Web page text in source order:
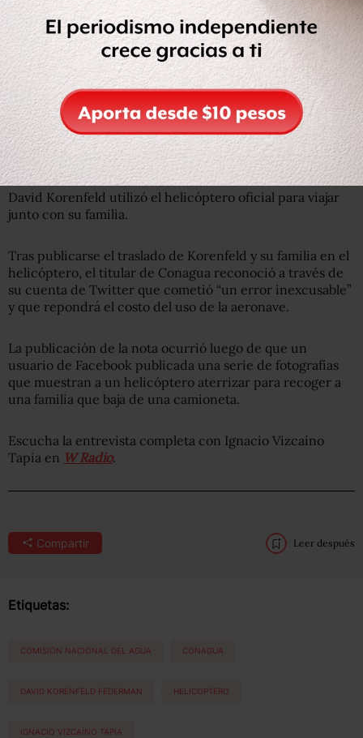
“Uno de los que las vio fue el que dijo, debe ser el director
de Conagua, Korenfeld, porque él vive ahí y es el que usa
ese helicóptero y así se empezó a hacer viral”, dijo.
David Korenfeld utilizó el helicóptero oficial para viajar
junto con su familia.
Tras publicarse el traslado de Korenfeld y su familia en el
helicóptero, el titular de Conagua reconoció a través de
su cuenta de Twitter que cometió “un error inexcusable”
y que repondrá el costo del uso de la aeronave.
La publicación de la nota ocurrió luego de que un
usuario de Facebook publicada una serie de fotografías
que muestran a un helicóptero aterrizar para recoger a
una familia que baja de una camioneta.
Escucha la entrevista completa con Ignacio Vizcaíno
Tapia en W Radio.
Compartir Leer después
Etiquetas:
COMISIÓN NACIONAL DEL AGUA CONAGUA
DAVID KORENFELD FEDERMAN HELICOPTERO
IGNACIO VIZCAÍNO TAPIA